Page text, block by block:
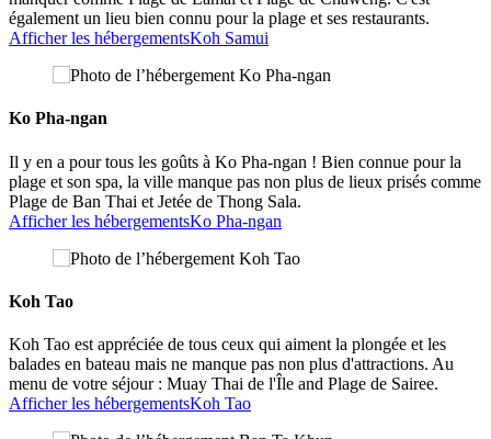
également un lieu bien connu pour la plage et ses restaurants.
Afficher les hébergementsKoh Samui
Ko Pha-ngan
Il y en a pour tous les goûts à Ko Pha-ngan ! Bien connue pour la
plage et son spa, la ville manque pas non plus de lieux prisés comme
Plage de Ban Thai et Jetée de Thong Sala.
Afficher les hébergementsKo Pha-ngan
Koh Tao
Koh Tao est appréciée de tous ceux qui aiment la plongée et les
balades en bateau mais ne manque pas non plus d'attractions. Au
menu de votre séjour : Muay Thai de l'Île and Plage de Sairee.
Afficher les hébergementsKoh Tao